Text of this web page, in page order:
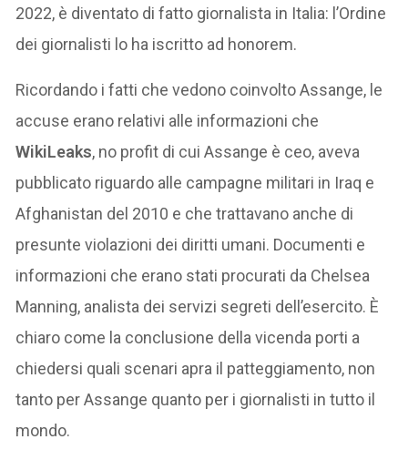
2022, è diventato di fatto giornalista in Italia: l’Ordine
dei giornalisti lo ha iscritto ad honorem.
Ricordando i fatti che vedono coinvolto Assange, le
accuse erano relativi alle informazioni che
WikiLeaks, no profit di cui Assange è ceo, aveva
pubblicato riguardo alle campagne militari in Iraq e
Afghanistan del 2010 e che trattavano anche di
presunte violazioni dei diritti umani. Documenti e
informazioni che erano stati procurati da Chelsea
Manning, analista dei servizi segreti dell’esercito. È
chiaro come la conclusione della vicenda porti a
chiedersi quali scenari apra il patteggiamento, non
tanto per Assange quanto per i giornalisti in tutto il
mondo.